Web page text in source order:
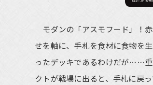
モダンの「アスモフード」！
せを軸に、手札を食材に食物を
ったデッキであるわけだが……
クトが戦場に出ると、手札に戻